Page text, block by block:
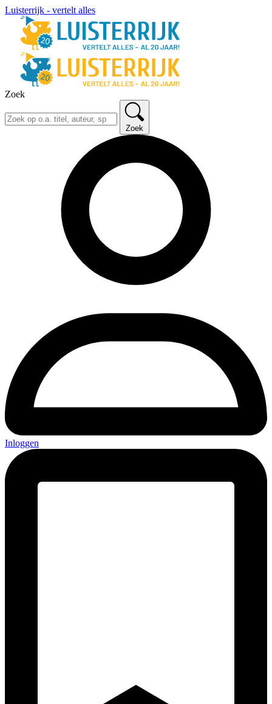
Luisterrijk - vertelt alles
Zoek
Zoek
Inloggen